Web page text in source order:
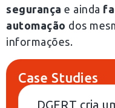
segurança e ainda
automação dos
informações.
Case Studies
DGERT cria